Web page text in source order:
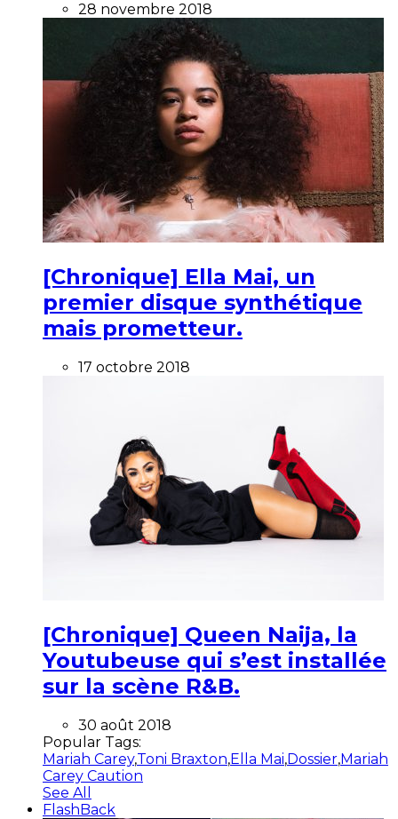
28 novembre 2018
[Chronique] Ella Mai, un
premier disque synthétique
mais prometteur.
17 octobre 2018
[Chronique] Queen Naija, la
Youtubeuse qui s’est installée
sur la scène R&B.
30 août 2018
Popular Tags:
Mariah Carey,Toni Braxton,Ella Mai,Dossier,Mariah
Carey Caution
See All
FlashBack